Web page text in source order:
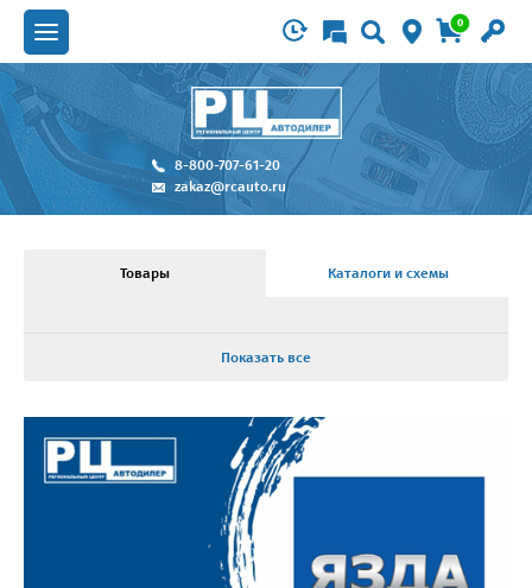
0
8-800-707-61-20
zakaz@rcauto.ru
Товары Каталоги и схемы
Показать все